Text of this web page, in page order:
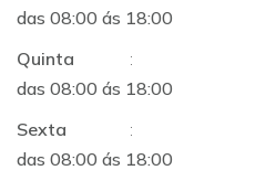
das 08:00 ás 18:00
Quinta
:
das 08:00 ás 18:00
Sexta
:
das 08:00 ás 18:00